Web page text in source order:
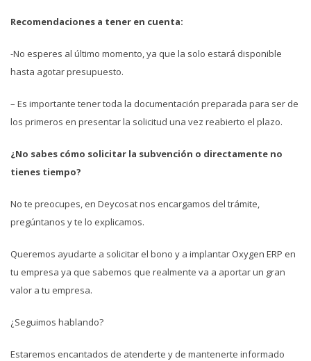
Recomendaciones a tener en cuenta:
-No esperes al último momento, ya que la solo estará disponible
hasta agotar presupuesto.
– Es importante tener toda la documentación preparada para ser de
los primeros en presentar la solicitud una vez reabierto el plazo.
¿No sabes cómo solicitar la subvención o directamente no
tienes tiempo?
No te preocupes, en Deycosat nos encargamos del trámite,
pregúntanos y te lo explicamos.
Queremos ayudarte a solicitar el bono y a implantar Oxygen ERP en
tu empresa ya que sabemos que realmente va a aportar un gran
valor a tu empresa.
¿Seguimos hablando?
Estaremos encantados de atenderte y de mantenerte informado